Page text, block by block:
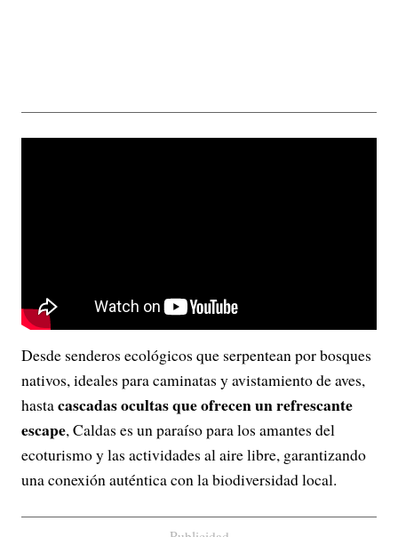
Desde senderos ecológicos que serpentean por bosques
nativos, ideales para caminatas y avistamiento de aves,
hastacascadas ocultas que ofrecen un refrescante
escape, Caldas es un paraíso para los amantes del
ecoturismo y las actividades al aire libre, garantizando
una conexión auténtica con la biodiversidad local.